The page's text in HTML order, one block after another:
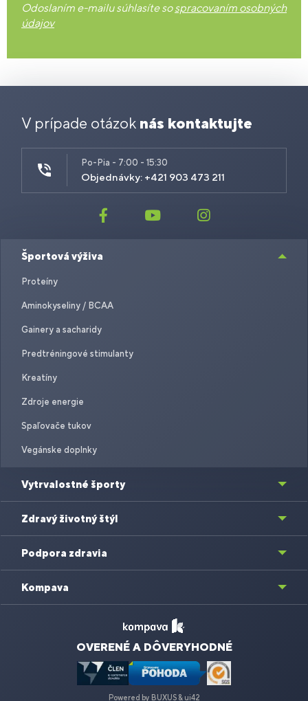
Odoslaním e-mailu súhlasíte sospracovaním osobných
údajov
V prípade otázok nás kontaktujte
Po-Pia - 7:00 - 15:30
Objednávky: +421 903 473 211
Športová výživa
Proteíny
Aminokyseliny / BCAA
Gainery a sacharidy
Predtréningové stimulanty
Kreatíny
Zdroje energie
Spaľovače tukov
Vegánske doplnky
Vytrvalostné športy
Zdravý životný štýl
Podpora zdravia
Kompava
OVERENÉ A DÔVERYHODNÉ
Powered by BUXUS& ui42